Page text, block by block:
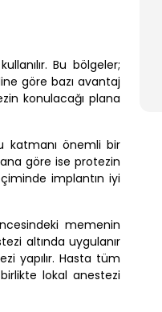
Bu bölgeler;
göre bazı avantaj
konulacağı plana
katmanı önemli bir
göre ise protezin
implantın iyi
memenin
altında uygulanır
yapılır. Hasta tüm
lokal anestezi